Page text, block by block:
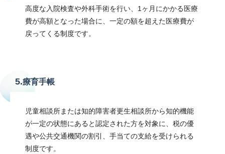
高度な入院検査や外科手術を行い、1ヶ月にかかる医療
費が高額となった場合に、一定の額を超えた医療費が
戻ってくる制度です。
5.療育手帳
児童相談所または知的障害者更生相談所から知的機能
が一定の状態にあると認定された方を対象に、税の優
遇や公共交通機関の割引、手当ての支給を受けられる
制度です。